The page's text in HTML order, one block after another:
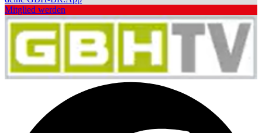
Mitglied werden